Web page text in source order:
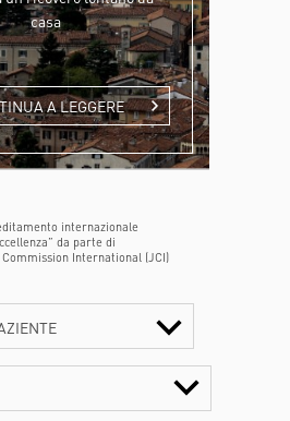
casa
A LEGGERE
internazionale
da parte di
International (JCI)